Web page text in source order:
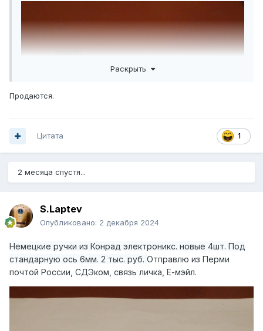
Раскрыть
Продаются.
1
Цитата
2 месяца спустя...
S.Laptev
Опубликовано: 2 декабря 2024
Немецкие ручки из Конрад электроникс. новые 4шт. Под
стандарную ось 6мм. 2 тыс. руб. Отправлю из Перми
почтой России, СДЭком, связь личка, Е-мэйл.